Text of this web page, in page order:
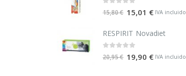
15,80€ 15,01 € IVA incluido
RESPIRIT Novadiet
20,95€ 19,90 € IVA incluido